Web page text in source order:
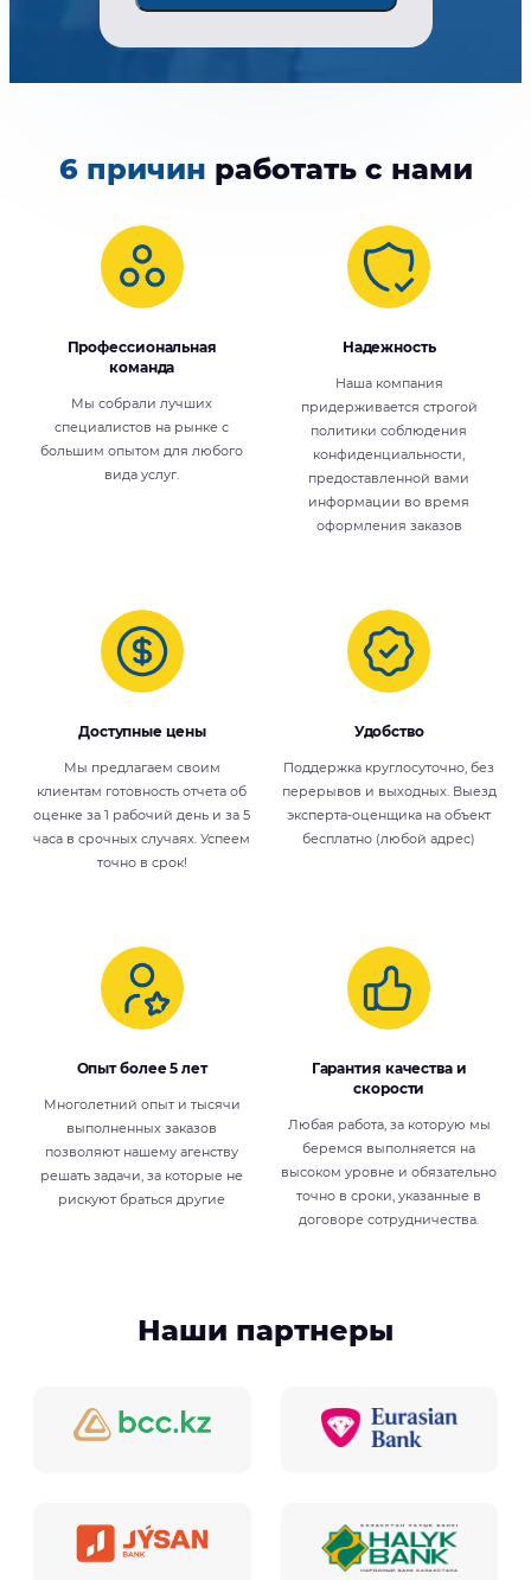
6 причин работать с нами
Профессиональная
команда
Мы собрали лучших
специалистов на рынке с
большим опытом для любого
вида услуг.
Надежность
Наша компания
придерживается строгой
политики соблюдения
конфиденциальности,
предоставленной вами
информации во время
оформления заказов
Доступные цены
Мы предлагаем своим
клиентам готовность отчета об
оценке за 1 рабочий день и за 5
часа в срочных случаях. Успеем
точно в срок!
Удобство
Поддержка круглосуточно, без
перерывов и выходных. Выезд
эксперта-оценщика на объект
бесплатно (любой адрес)
Опыт более 5 лет
Многолетний опыт и тысячи
выполненных заказов
позволяют нашему агенству
решать задачи, за которые не
рискуют браться другие
Гарантия качества и
скорости
Любая работа, за которую мы
беремся выполняется на
высоком уровне и обязательно
точно в сроки, указанные в
договоре сотрудничества.
Наши партнеры